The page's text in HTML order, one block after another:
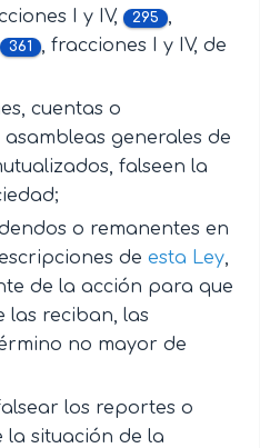
I y IV, 295
,
361
, fracciones I y IV, de
cuentas o
generales de
falseen la
o remanentes en
de esta Ley,
de la acción para que
las reciban, las
no mayor de
los reportes o
situación de la